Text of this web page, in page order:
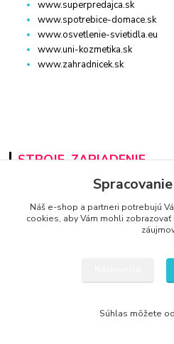
www.superpredajca.sk
www.spotrebice-domace.sk
www.osvetlenie-svietidla.eu
www.uni-kozmetika.sk
www.zahradnicek.sk
STROJE, ZARIADENIE
www.auto-diel.sk
www.auto-techna.sk
www.moto-diel.sk
www.moto-prislusenstvo.sk
Náš e-shop a partneri potrebujú
cookies, aby Vám mohli
Súhlas môžete